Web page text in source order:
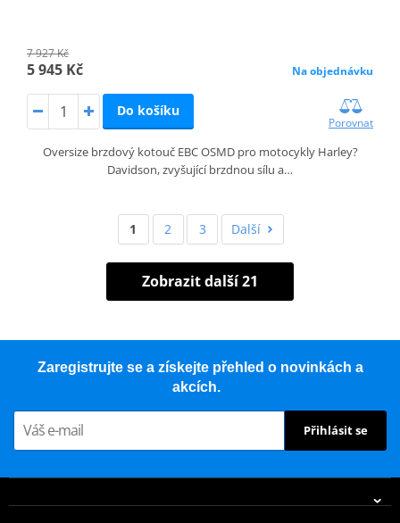
7 927 Kč
5 945 Kč Na objednávku
Do košíku
Porovnat
Oversize brzdový kotouč EBC OSMD pro motocykly Harley?
Davidson, zvyšující brzdnou sílu a…
1 2 3 Další
Zobrazit další 21
Zaregistrujte se a získejte přehled o novinkách a
akcích.
Přihlásit se